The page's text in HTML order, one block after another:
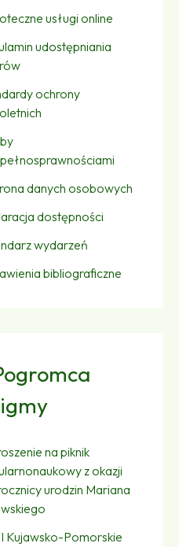
usługi online
udostępniania
ochrony
danych osobowych
dostępności
wydarzeń
bibliograficzne
na piknik
z okazji
urodzin Mariana
Kujawsko-Pomorskie